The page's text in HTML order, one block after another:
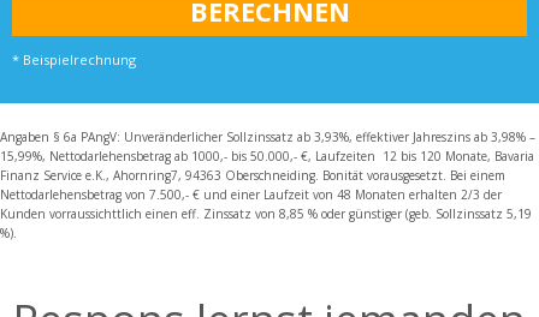
* Beispielrechnung
Angaben § 6a PAngV: Unveränderlicher Sollzinssatz ab 3,93%, effektiver Jahreszins ab 3,98% –
15,99%, Nettodarlehensbetrag ab 1000,- bis 50.000,- €, Laufzeiten 12 bis 120 Monate, Bavaria
Finanz Service e.K., Ahornring7, 94363 Oberschneiding. Bonität vorausgesetzt. Bei einem
Nettodarlehensbetrag von 7.500,- € und einer Laufzeit von 48 Monaten erhalten 2/3 der
Kunden vorraussichttlich einen eff. Zinssatz von 8,85 % oder günstiger (geb. Sollzinssatz 5,19
%).